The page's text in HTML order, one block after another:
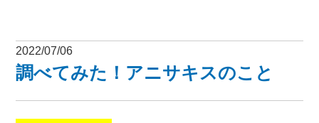
調べてみた！アニサキスのこと
2022/07/06